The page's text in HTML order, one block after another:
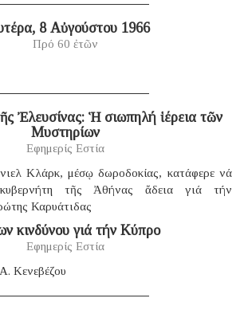
8 Αὐγούστου 1966
Πρό 60 ἐτῶν
Ἐλευσίνας: Ἡ σιωπηλή ἱέρεια τῶν
Μυστηρίων
Εφημερίς Εστία
Κλάρκ, μέσῳ δωροδοκίας, κατάφερε νά
τῆς Ἀθήνας ἄδεια γιά τήν
Καρυάτιδας
κινδύνου γιά τήν Κύπρο
Εφημερίς Εστία
Κενεβέζου